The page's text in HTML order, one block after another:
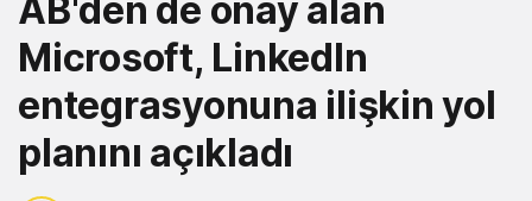
AB'den de onay alan
Microsoft, LinkedIn
entegrasyonuna ilişkin yol
planını açıkladı